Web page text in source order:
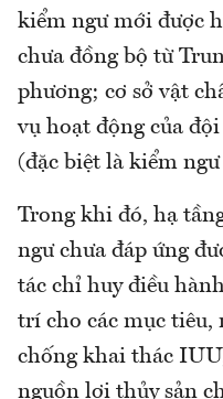
kiểm ngư mới được
chưa đồng bộ từ
phương; cơ sở vật
vụ hoạt động của
(đặc biệt là kiểm
Trong khi đó, hạ
ngư chưa đáp ứng
tác chỉ huy điều
trí cho các mục tiêu,
chống khai thác
nguồn lợi thủy sản